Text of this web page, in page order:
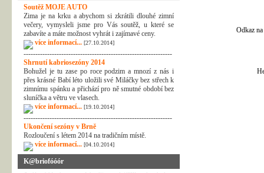
Soutěž MOJE AUTO
Zima je na krku a abychom si zkrátili dlouhé zimní
večery, vymysleli jsme pro Vás soutěž, u které se
zabavíte a máte možnost vyhrát i zajímavé ceny.
více informací... [27.10.2014]
---------------------------------------------------------------
Shrnutí kabriosezóny 2014
Bohužel je tu zase po roce podzim a mnozí z nás i
přes krásné Babí léto uložili své Miláčky bez střech k
zimnímu spánku a přichází pro ně smutné období bez
sluníčka a větru ve vlasech.
více informací... [19.10.2014]
---------------------------------------------------------------
Ukončení sezóny v Brně
Rozloučení s létem 2014 na tradičním místě.
více informací... [04.10.2014]
K@briofóóór
Odkaz